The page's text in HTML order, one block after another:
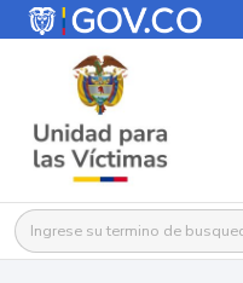
Buscar: